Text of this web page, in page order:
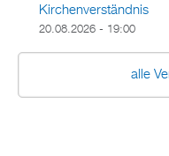
Kirchenverständnis
20.08.2026 - 19:00
alle